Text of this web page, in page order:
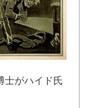
士がハイド氏